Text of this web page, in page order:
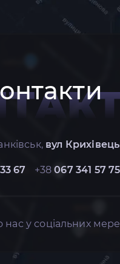
вул
67 +38067 341 57 75
нас у соціальних